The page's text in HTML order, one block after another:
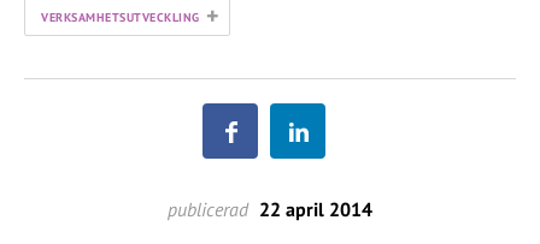
VERKSAMHETSUTVECKLING +
publicerad 22 april 2014